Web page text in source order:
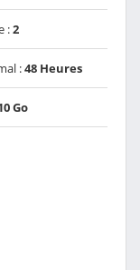
:2
:48 Heures
Go